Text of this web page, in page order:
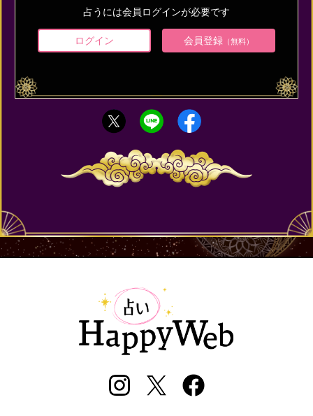
占うには会員ログインが必要です
ログイン 会員登録（無料）